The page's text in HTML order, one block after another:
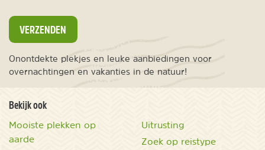
VERZENDEN
Onontdekte plekjes en leuke aanbiedingen voor
overnachtingen en vakanties in de natuur!
Bekijk ook
Mooiste plekken op
aarde
Uitrusting
Zoek op reistype